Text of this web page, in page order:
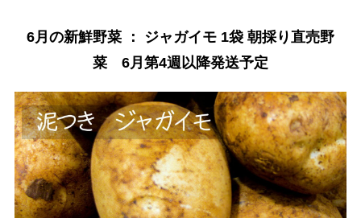
6月の新鮮野菜 ： ジャガイモ 1袋 朝採り直売野
菜 6月第4週以降発送予定